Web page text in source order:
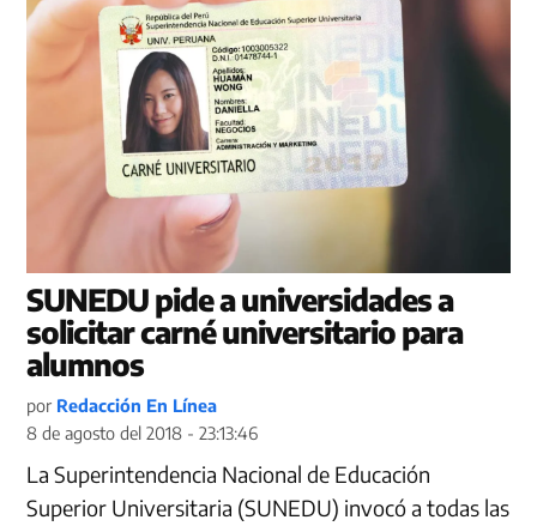
SUNEDU pide a universidades a
solicitar carné universitario para
alumnos
por Redacción En Línea
8 de agosto del 2018 - 23:13:46
La Superintendencia Nacional de Educación
Superior Universitaria (SUNEDU) invocó a todas las